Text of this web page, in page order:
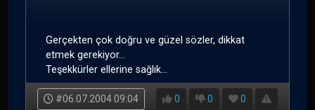
Gerçekten çok doğru ve güzel sözler, dikkat
etmek gerekiyor...
Teşekkürler ellerine sağlık...
#06.07.2004 09:04 0 0 0